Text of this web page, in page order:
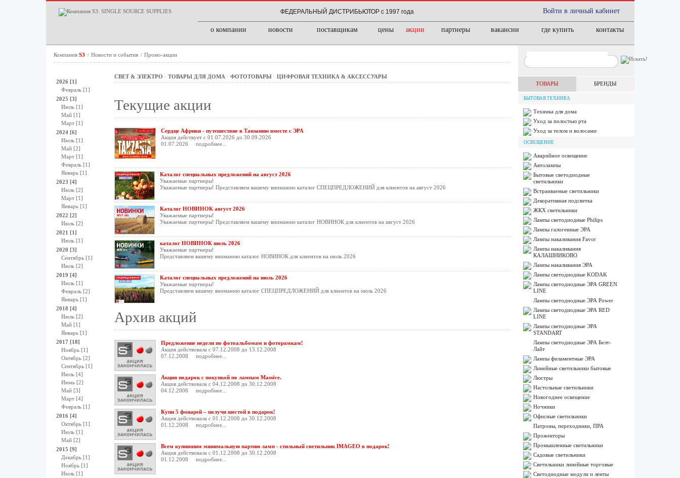
Войти в личный кабинет
ФЕДЕРАЛЬНЫЙ ДИСТРИБЬЮТОР с 1997 года
о компании новости поставщикам цены акции партнеры вакансии где купить контакты
Компания S3 / Новости и события / Промо-акции
2026 [1]
Февраль [1]
2025 [3]
Июль [1]
Май [1]
Март [1]
2024 [6]
Июль [1]
Май [2]
Март [1]
Февраль [1]
Январь [1]
2023 [4]
Июль [2]
Март [1]
Январь [1]
2022 [2]
Июль [2]
2021 [1]
Июль [1]
2020 [3]
Сентябрь [1]
Июль [2]
2019 [4]
Июль [1]
Февраль [2]
Январь [1]
2018 [4]
Июль [2]
Май [1]
Январь [1]
2017 [18]
Ноябрь [1]
Октябрь [2]
Сентябрь [1]
Июль [4]
Июнь [2]
Май [3]
Март [4]
Февраль [1]
2016 [4]
Октябрь [1]
Июль [1]
Май [2]
2015 [9]
Декабрь [1]
Ноябрь [1]
Июль [1]
СВЕТ & ЭЛЕКТРО · ТОВАРЫ ДЛЯ ДОМА · ФОТОТОВАРЫ· ЦИФРОВАЯ ТЕХНИКА & АКСЕССУАРЫ
Текущие акции
Сердце Африки - путешествие в Танзанию вместе с ЭРА
Акция действует с 01.07.2026 до 30.09.2026
01.07.2026
подробнее...
Каталог специальных предложений на август 2026
Уважаемые партнеры!
Уважаемые партнеры! Представляем вашему вниманию каталог СПЕЦПРЕДЛОЖЕНИЙ для клиентов на август 2026
Каталог НОВИНОК август 2026
Уважаемые партнеры!
Уважаемые партнеры! Представляем вашему вниманию каталог НОВИНОК для клиентов на август 2026
каталог НОВИНОК июль 2026
Уважаемые партнеры!
Представляем вашему вниманию каталог НОВИНОК для клиентов на июль 2026
Каталог специальных предложений на июль 2026
Уважаемые партнеры!
Представляем вашему вниманию каталог СПЕЦПРЕДЛОЖЕНИЙ для клиентов на июль 2026
Архив акций
Предложение недели по фотоальбомам и фоторамкам!
Акция действовала с 07.12.2008 до 13.12.2008
07.12.2008
подробнее...
Акция подарок с покупкой по лампам Massive.
Акция действовала с 04.12.2008 до 30.12.2008
04.12.2008
подробнее...
Купи 5 фонарей – получи шестой в подарок!
Акция действовала с 01.12.2008 до 30.12.2008
01.12.2008
подробнее...
Всем купившим минимальную партию ламп - стильный светильник IMAGEO в подарок!
Акция действовала с 01.12.2008 до 30.12.2008
01.12.2008
подробнее...
ТОВАРЫ БРЕНДЫ
БЫТОВАЯ ТЕХНИКА
Техника для дома
Уход за полостью рта
Уход за телом и волосами
ОСВЕЩЕНИЕ
Аварийное освещение
Автолампы
Бытовые светодиодные
светильники
Встраиваемые светильники
Декоративная подсветка
ЖКХ светильники
Лампы cветодиодные Philips
Лампы галогенные ЭРА
Лампы накаливания Favor
Лампы накаливания
КАЛАШНИКОВО
Лампы накаливания ЭРА
Лампы светодиодные KODAK
Лампы светодиодные ЭРА GREEN
LINE
Лампы светодиодные ЭРА Power
Лампы светодиодные ЭРА RED
LINE
Лампы светодиодные ЭРА
STANDART
Лампы светодиодные ЭРА Белт-
Лайт
Лампы филаментные ЭРА
Линейные светильники бытовые
Люстры
Настольные светильники
Новогоднее освещение
Ночники
Офисные светильники
Патроны, переходники, ПРА
Прожекторы
Промышленные светильники
Садовые светильники
Светильники линейные торговые
Светодиодные модули и ленты